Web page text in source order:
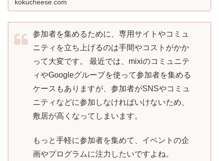
kokucheese.com
参加者を集めるために、専用サイトやコミュ
ニティを立ち上げるのは手間やコストがかか
って大変です。 最近では、mixiのコミュニテ
ィやGoogleグループを使って参加者を集める
ケースもありますが、参加者がSNSやコミュ
ニティなどに参加しなければいけないため、
敷居が高くなってしまいます。
もっと手軽に参加者を集めて、イベントの企
画やプログラムに注力したいですよね。